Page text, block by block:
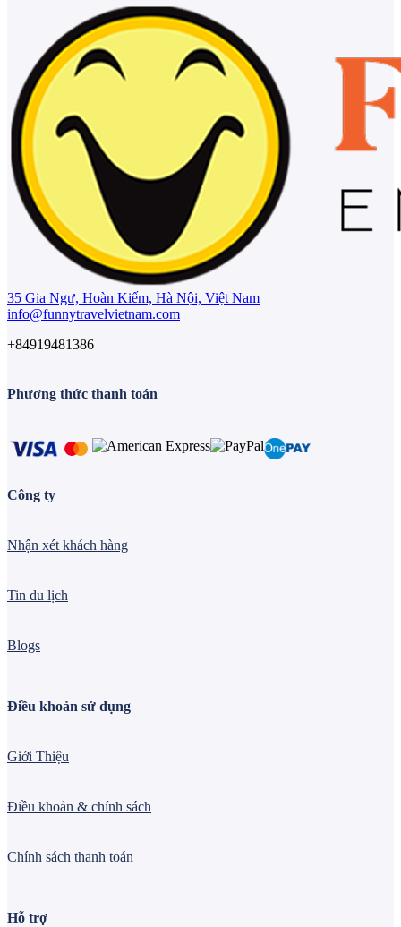
35 Gia Ngư, Hoàn Kiếm, Hà Nội, Việt Nam
info@funnytravelvietnam.com
+84919481386
Phương thức thanh toán
Công ty
Nhận xét khách hàng
Tin du lịch
Blogs
Điều khoản sử dụng
Giới Thiệu
Điều khoản & chính sách
Chính sách thanh toán
Hỗ trợ